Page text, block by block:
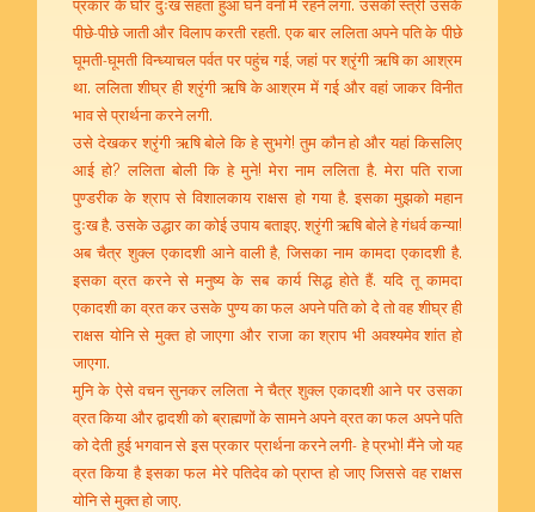
पीछे-पीछे जाती और विलाप करती रहती. एक बार ललिता अपने पति के पीछे
घूमती-घूमती विन्ध्याचल पर्वत पर पहुंच गई, जहां पर श्रृंगी ऋषि का आश्रम
था. ललिता शीघ्र ही श्रृंगी ऋषि के आश्रम में गई और वहां जाकर विनीत
भाव से प्रार्थना करने लगी.
उसे देखकर श्रृंगी ऋषि बोले कि हे सुभगे! तुम कौन हो और यहां किसलिए
आई हो? ललिता बोली कि हे मुने! मेरा नाम ललिता है. मेरा पति राजा
पुण्डरीक के श्राप से विशालकाय राक्षस हो गया है. इसका मुझको महान
दुःख है. उसके उद्धार का कोई उपाय बताइए. श्रृंगी ऋषि बोले हे गंधर्व कन्या!
अब चैत्र शुक्ल एकादशी आने वाली है, जिसका नाम कामदा एकादशी है.
इसका व्रत करने से मनुष्य के सब कार्य सिद्ध होते हैं. यदि तू कामदा
एकादशी का व्रत कर उसके पुण्य का फल अपने पति को दे तो वह शीघ्र ही
राक्षस योनि से मुक्त हो जाएगा और राजा का श्राप भी अवश्यमेव शांत हो
जाएगा.
मुनि के ऐसे वचन सुनकर ललिता ने चैत्र शुक्ल एकादशी आने पर उसका
व्रत किया और द्वादशी को ब्राह्मणों के सामने अपने व्रत का फल अपने पति
को देती हुई भगवान से इस प्रकार प्रार्थना करने लगी- हे प्रभो! मैंने जो यह
व्रत किया है इसका फल मेरे पतिदेव को प्राप्त हो जाए जिससे वह राक्षस
योनि से मुक्त हो जाए.